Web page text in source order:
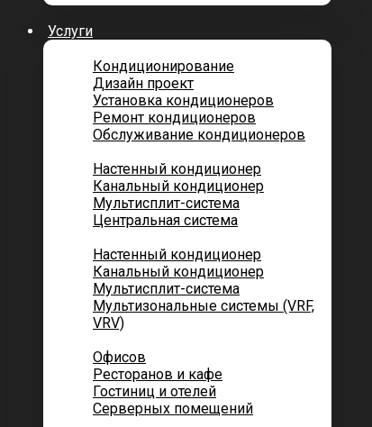
Услуги
Кондиционирование
Дизайн проект
Установка кондиционеров
Ремонт кондиционеров
Обслуживание кондиционеров
Настенный кондиционер
Канальный кондиционер
Мультисплит-система
Центральная система
Настенный кондиционер
Канальный кондиционер
Мультисплит-система
Мультизональные системы (VRF,
VRV)
Офисов
Ресторанов и кафе
Гостиниц и отелей
Серверных помещений